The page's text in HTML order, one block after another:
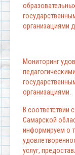
организациями
Мониторинг
организациями.
В соответствии
Самарской
информируем о
услуг,